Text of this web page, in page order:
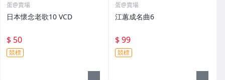
蛋@賣場
日本懷念老歌10 VCD
$ 50
競標
蛋@賣場
江蕙成名曲6
$ 99
競標